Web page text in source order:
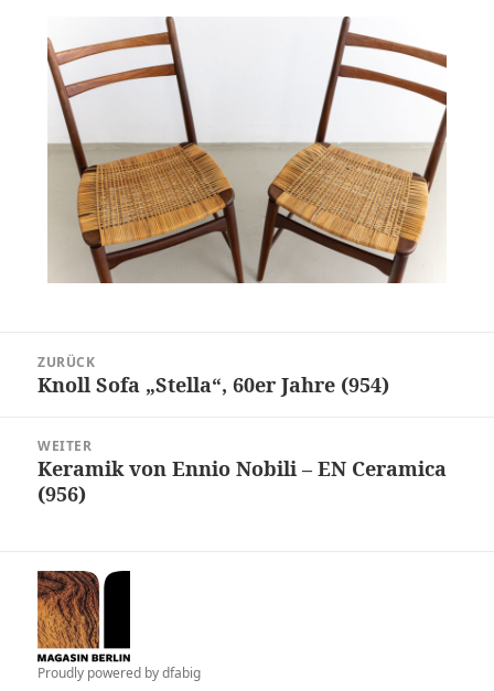
ZURÜCK
Vorheriger
Knoll Sofa „Stella“, 60er Jahre (954)
WEITER
Nächster
Beitrag:
Keramik von Ennio Nobili – EN Ceramica
(956)
Proudly powered bydfabig